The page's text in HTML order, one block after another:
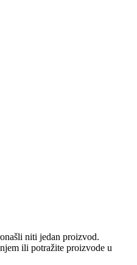
niti jedan proizvod.
ili potražite proizvode u